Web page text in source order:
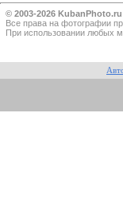
© 2003-2026 KubanPhoto.ru
Все прaва на фотографии
При использовании любых